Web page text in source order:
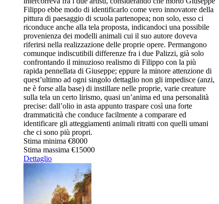
Filippo ebbe modo di identificarlo come vero innovatore della
pittura di paesaggio di scuola partenopea; non solo, esso ci
riconduce anche alla tela proposta, indicandoci una possibile
provenienza dei modelli animali cui il suo autore doveva
riferirsi nella realizzazione delle proprie opere. Permangono
comunque indiscutibili differenze fra i due Palizzi, già solo
confrontando il minuzioso realismo di Filippo con la più
rapida pennellata di Giuseppe; eppure la minore attenzione di
quest’ultimo ad ogni singolo dettaglio non gli impedisce (anzi,
ne è forse alla base) di instillare nelle proprie, varie creature
sulla tela un certo lirismo, quasi un’anima ed una personalità
precise: dall’olio in asta appunto traspare così una forte
drammaticità che conduce facilmente a comparare ed
identificare gli atteggiamenti animali ritratti con quelli umani
che ci sono più propri.
Stima minima €8000
Stima massima €15000
Dettaglio